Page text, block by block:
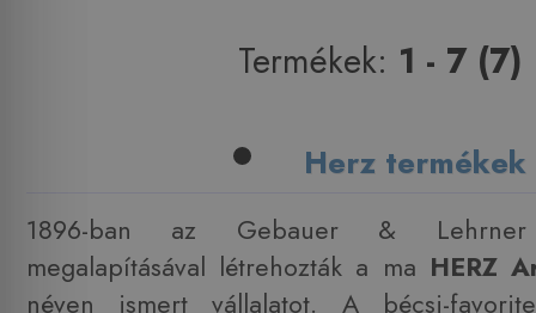
Termékek: 1 - 7 (7)
Herz termékek
1896-ban az Gebauer & Lehrner
megalapításával létrehozták a ma HERZ
néven ismert vállalatot. A bécsi-